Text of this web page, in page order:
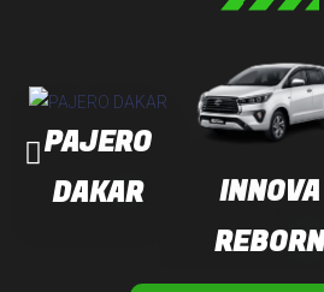
PAJERO
DAKAR
INNOVA
REBORN